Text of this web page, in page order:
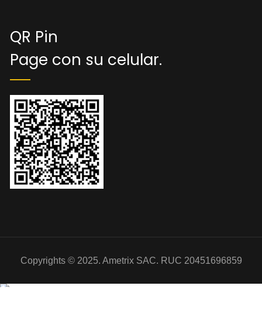
QR Pin
Page con su celular.
Copyrights © 2025. Ametrix SAC. RUC 20451696859